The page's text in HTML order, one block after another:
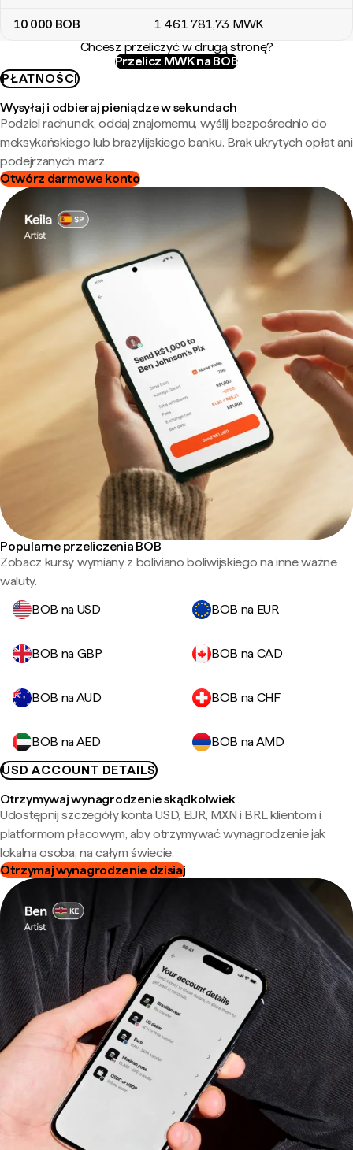
10 000 BOB 1 461 781,73 MWK
Chcesz przeliczyć w drugą stronę?
Przelicz MWK na BOB
PŁATNOŚCI
Wysyłaj i odbieraj pieniądze w sekundach
Podziel rachunek, oddaj znajomemu, wyślij bezpośrednio do
meksykańskiego lub brazylijskiego banku. Brak ukrytych opłat ani
podejrzanych marż.
Otwórz darmowe konto
Popularne przeliczenia BOB
Zobacz kursy wymiany z boliviano boliwijskiego na inne ważne
waluty.
BOB na USD
BOB na EUR
BOB na GBP BOB na CAD
BOB na AUD BOB na CHF
BOB na AED
BOB na AMD
USD ACCOUNT DETAILS
Otrzymywaj wynagrodzenie skądkolwiek
Udostępnij szczegóły konta USD, EUR, MXN i BRL klientom i
platformom płacowym, aby otrzymywać wynagrodzenie jak
lokalna osoba, na całym świecie.
Otrzymaj wynagrodzenie dzisiaj